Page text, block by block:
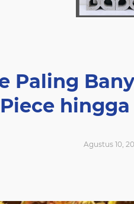
Paling
Agustus 10,